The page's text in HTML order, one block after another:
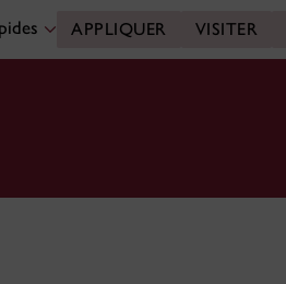
APPLIQUER VISITER